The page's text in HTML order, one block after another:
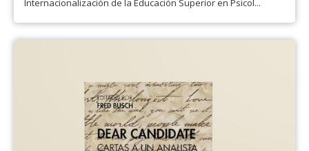
Internacionalización de la Educación Superior en Psicol...